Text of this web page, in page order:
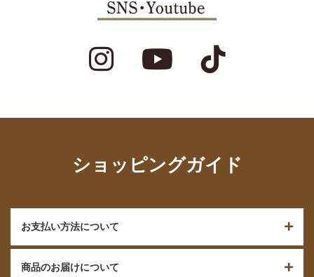
ショッピングガイド
お支払い方法について
商品のお届けについて